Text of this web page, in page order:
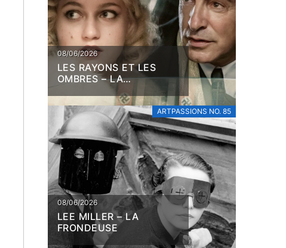
08/06/2026
LES RAYONS ET LES
OMBRES – LA
COLLABORATION EN
ARTPASSIONS NO. 85
08/06/2026
LEE MILLER – LA
FRONDEUSE